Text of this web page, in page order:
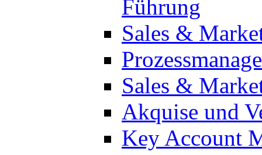
Führung
Sales &
Sales &
Akquise und
Key Account